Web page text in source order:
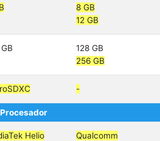
8 GB
12 GB
128 GB
256 GB
-
Procesador
Helio
Qualcomm